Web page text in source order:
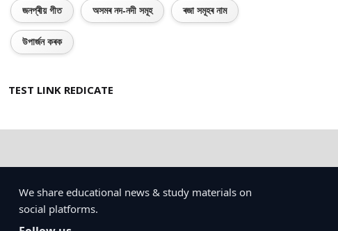
জনপ্ৰীয় গীত অসমৰ নদ-নদী সমূহ ৰজা সমূহৰ নাম
উপাৰ্জন কৰক
TEST LINK REDICATE
We share educational news & study materials on
social platforms.